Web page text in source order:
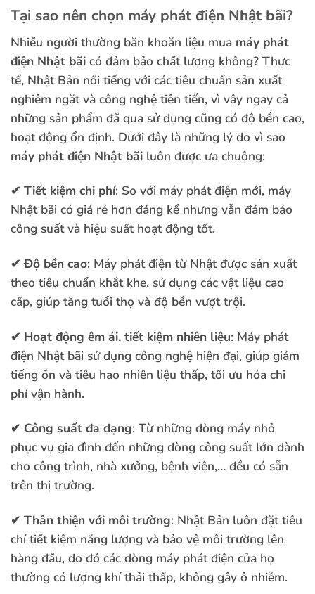
Tại sao nên chọn máy phát điện Nhật bãi?
Nhiều người thường băn khoăn liệu mua máy phát
điện Nhật bãi có đảm bảo chất lượng không? Thực
tế, Nhật Bản nổi tiếng với các tiêu chuẩn sản xuất
nghiêm ngặt và công nghệ tiên tiến, vì vậy ngay cả
những sản phẩm đã qua sử dụng cũng có độ bền cao,
hoạt động ổn định. Dưới đây là những lý do vì sao
máy phát điện Nhật bãi luôn được ưa chuộng:
✔ Tiết kiệm chi phí: So với máy phát điện mới, máy
Nhật bãi có giá rẻ hơn đáng kể nhưng vẫn đảm bảo
công suất và hiệu suất hoạt động tốt.
✔Độ bền cao: Máy phát điện từ Nhật được sản xuất
theo tiêu chuẩn khắt khe, sử dụng các vật liệu cao
cấp, giúp tăng tuổi thọ và độ bền vượt trội.
✔ Hoạt động êm ái, tiết kiệm nhiên liệu: Máy phát
điện Nhật bãi sử dụng công nghệ hiện đại, giúp giảm
tiếng ồn và tiêu hao nhiên liệu thấp, tối ưu hóa chi
phí vận hành.
✔ Công suất đa dạng: Từ những dòng máy nhỏ
phục vụ gia đình đến những dòng công suất lớn dành
cho công trình, nhà xưởng, bệnh viện,… đều có sẵn
trên thị trường.
✔ Thân thiện với môi trường: Nhật Bản luôn đặt tiêu
chí tiết kiệm năng lượng và bảo vệ môi trường lên
hàng đầu, do đó các dòng máy phát điện của họ
thường có lượng khí thải thấp, không gây ô nhiễm.